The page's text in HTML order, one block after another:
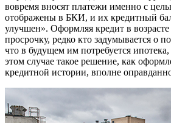
вовремя вносят платежи именно с
отображены в БКИ, и их кредитный
улучшен». Оформляя кредит в
просрочку, редко кто задумывается о
что в будущем им потребуется
этом случае такое решение, как
кредитной истории, вполне